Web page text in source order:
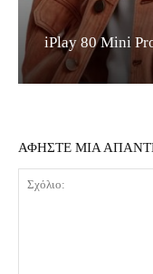
iPlay 80 Mini
ΑΦΗΣΤΕ ΜΙΑ